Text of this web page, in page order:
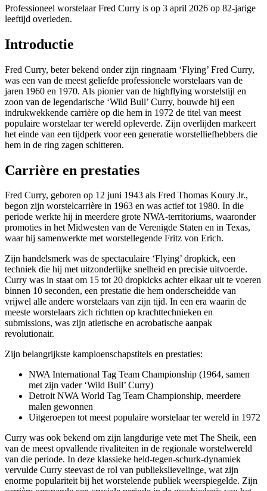
Professioneel worstelaar Fred Curry is op 3 april 2026 op 82-jarige
leeftijd overleden.
Introductie
Fred Curry, beter bekend onder zijn ringnaam ‘Flying’ Fred Curry,
was een van de meest geliefde professionele worstelaars van de
jaren 1960 en 1970. Als pionier van de highflying worstelstijl en
zoon van de legendarische ‘Wild Bull’ Curry, bouwde hij een
indrukwekkende carrière op die hem in 1972 de titel van meest
populaire worstelaar ter wereld opleverde. Zijn overlijden markeert
het einde van een tijdperk voor een generatie worstelliefhebbers die
hem in de ring zagen schitteren.
Carrière en prestaties
Fred Curry, geboren op 12 juni 1943 als Fred Thomas Koury Jr.,
begon zijn worstelcarrière in 1963 en was actief tot 1980. In die
periode werkte hij in meerdere grote NWA-territoriums, waaronder
promoties in het Midwesten van de Verenigde Staten en in Texas,
waar hij samenwerkte met worstellegende Fritz von Erich.
Zijn handelsmerk was de spectaculaire ‘Flying’ dropkick, een
techniek die hij met uitzonderlijke snelheid en precisie uitvoerde.
Curry was in staat om 15 tot 20 dropkicks achter elkaar uit te voeren
binnen 10 seconden, een prestatie die hem onderscheidde van
vrijwel alle andere worstelaars van zijn tijd. In een era waarin de
meeste worstelaars zich richtten op krachttechnieken en
submissions, was zijn atletische en acrobatische aanpak
revolutionair.
Zijn belangrijkste kampioenschapstitels en prestaties:
NWA International Tag Team Championship (1964, samen
met zijn vader ‘Wild Bull’ Curry)
Detroit NWA World Tag Team Championship, meerdere
malen gewonnen
Uitgeroepen tot meest populaire worstelaar ter wereld in 1972
Curry was ook bekend om zijn langdurige vete met The Sheik, een
van de meest opvallende rivaliteiten in de regionale worstelwereld
van die periode. In deze klassieke held-tegen-schurk-dynamiek
vervulde Curry steevast de rol van publiekslievelinge, wat zijn
enorme populariteit bij het worstelende publiek weerspiegelde. Zijn